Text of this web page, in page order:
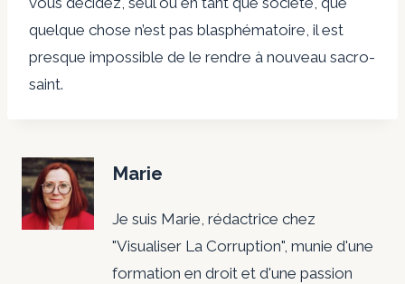
quelque chose n’est pas blasphématoire, il est
presque impossible de le rendre à nouveau sacro-
saint.
Marie
Je suis Marie, rédactrice chez
"Visualiser La Corruption", munie d'une
formation en droit et d'une passion